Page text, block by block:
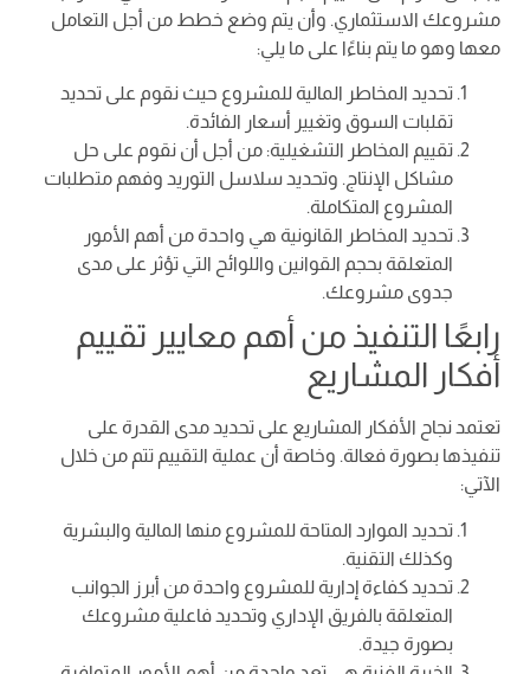
مشروعك الاستثماري. وأن يتم وضع خطط من أجل التعامل
معها وهو ما يتم بناءًا على ما يلي:
تحديد المخاطر المالية للمشروع حيث نقوم على تحديد
تقلبات السوق وتغيير أسعار الفائدة.
تقييم المخاطر التشغيلية: من أجل أن نقوم على حل
مشاكل الإنتاج. وتحديد سلاسل التوريد وفهم متطلبات
المشروع المتكاملة.
تحديد المخاطر القانونية هي واحدة من أهم الأمور
المتعلقة بحجم القوانين واللوائح التي تؤثر على مدى
جدوى مشروعك.
رابعًا التنفيذ من أهم معايير تقييم
أفكار المشاريع
تعتمد نجاح الأفكار المشاريع على تحديد مدى القدرة على
تنفيذها بصورة فعالة. وخاصة أن عملية التقييم تتم من خلال
الآتي:
تحديد الموارد المتاحة للمشروع منها المالية والبشرية
وكذلك التقنية.
تحديد كفاءة إدارية للمشروع واحدة من أبرز الجوانب
المتعلقة بالفريق الإداري وتحديد فاعلية مشروعك
بصورة جيدة.